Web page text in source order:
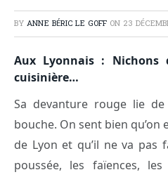
BY ANNE BÉRIC LE GOFF ON 23
Aux Lyonnais :
cuisinière…
Sa devanture rouge lie
bouche. On sent bien qu’on
de Lyon et qu’il ne va pas
poussée, les faïences,